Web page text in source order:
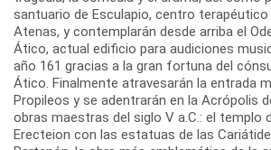
santuario de Esculapio, centro terapéutico
Atenas, y contemplarán desde arriba el
Ático, actual edificio para audiciones
año 161 gracias a la gran fortuna del
Ático. Finalmente atravesarán la entrada
Propileos y se adentrarán en la Acrópolis
obras maestras del siglo V a.C.: el templo
Erecteion con las estatuas de las